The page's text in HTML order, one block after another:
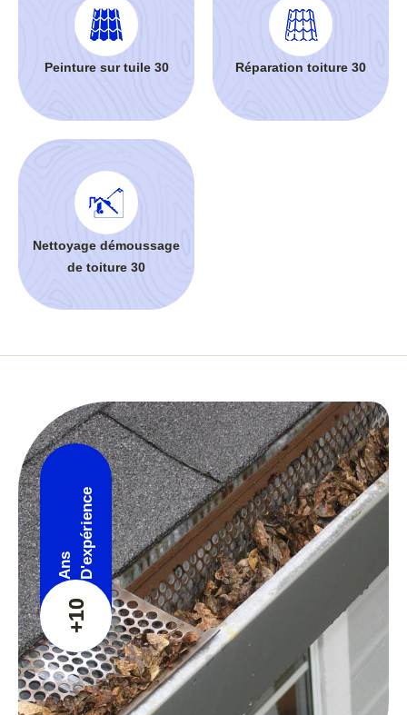
Peinture sur tuile 30 Réparation toiture 30
Nettoyage démoussage
de toiture 30
+10
Ans D'expérience